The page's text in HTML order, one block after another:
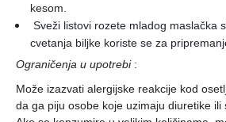
kesom.
Sveži listovi rozete mladog maslačka
cvetanja biljke koriste se za
Ograničenja u upotrebi:
Može izazvati alergijske reakcije kod
da ga piju osobe koje uzimaju diuretike ili